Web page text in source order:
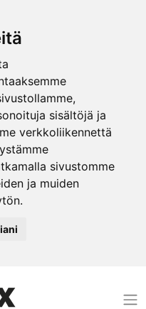
sisältöjä ja
verkkoliikennettä
sivustomme
ja muiden